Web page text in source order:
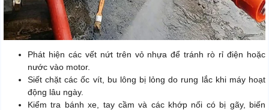
Phát hiện các vết nứt trên vỏ nhựa để tránh rò rỉ điện hoặc
nước vào motor.
Siết chặt các ốc vít, bu lông bị lỏng do rung lắc khi máy hoạt
động lâu ngày.
Kiểm tra bánh xe, tay cầm và các khớp nối có bị gãy, biến